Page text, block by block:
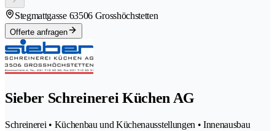
Stegmattgasse 63506 Grosshöchstetten
Offerte anfragen
Sieber Schreinerei Küchen AG
Schreinerei • Küchenbau und Küchenausstellungen • Innenausbau